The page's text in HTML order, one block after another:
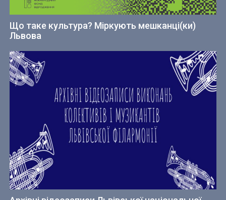
Що таке культура? Міркують мешканці(ки)
Львова